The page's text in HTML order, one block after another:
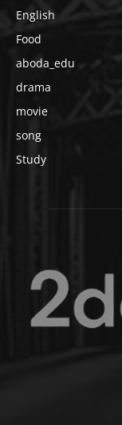
English
Food
aboda_edu
drama
movie
song
Study